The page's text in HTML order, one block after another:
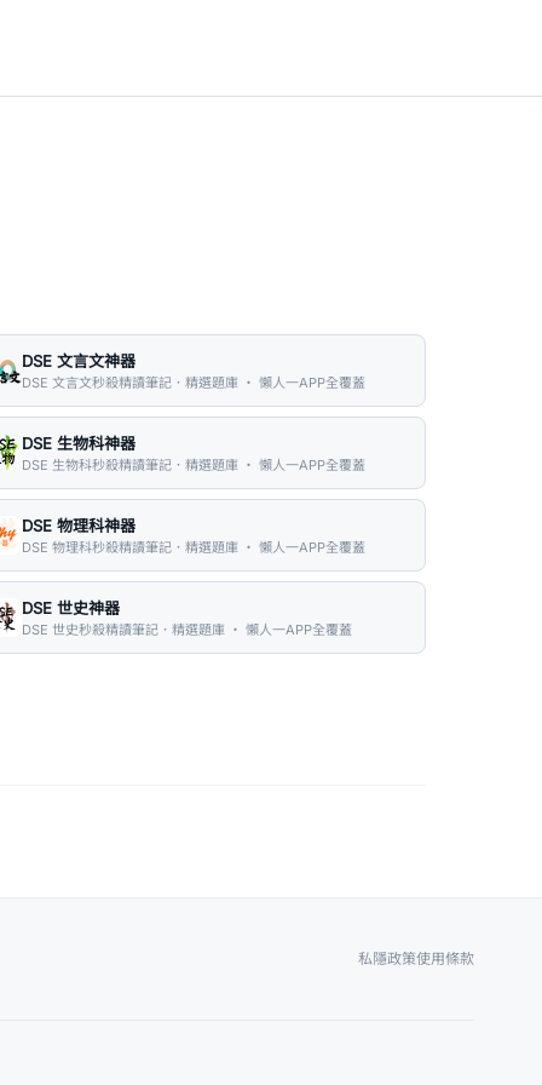
DSE 文言文神器
DSE 文言文秒殺精讀筆記．精選題庫 ・ 懶人一APP全覆蓋
DSE 生物科神器
DSE 生物科秒殺精讀筆記．精選題庫 ・ 懶人一APP全覆蓋
DSE 物理科神器
DSE 物理科秒殺精讀筆記．精選題庫 ・ 懶人一APP全覆蓋
DSE 世史神器
DSE 世史秒殺精讀筆記．精選題庫 ・ 懶人一APP全覆蓋
私隱政策使用條款